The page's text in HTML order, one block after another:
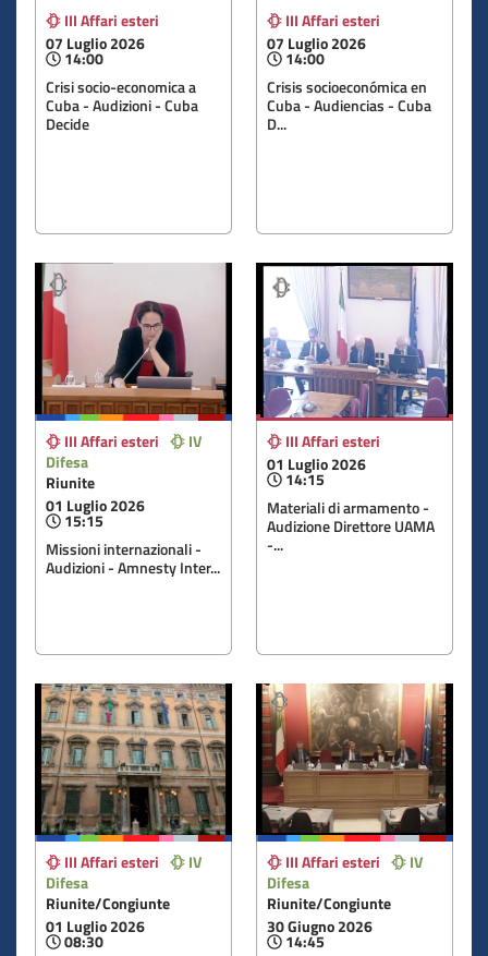
III Affari esteri
07 Luglio 2026
14:00
Crisi socio-economica a
Cuba - Audizioni - Cuba
Decide
III Affari esteri
07 Luglio 2026
14:00
Crisis socioeconómica en
Cuba - Audiencias - Cuba
D...
III Affari esteri
IV
Difesa
Riunite
01 Luglio 2026
15:15
Missioni internazionali -
Audizioni - Amnesty Inter...
III Affari esteri
01 Luglio 2026
14:15
Materiali di armamento -
Audizione Direttore UAMA
-...
III Affari esteri
IV
Difesa
Riunite/Congiunte
01 Luglio 2026
08:30
III Affari esteri
IV
Difesa
Riunite/Congiunte
30 Giugno 2026
14:45